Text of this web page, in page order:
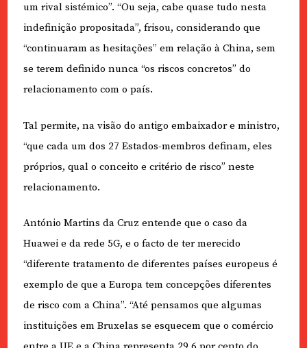
um rival sistémico”. “Ou seja, cabe quase tudo nesta
indefinição propositada”, frisou, considerando que
“continuaram as hesitações” em relação à China, sem
se terem definido nunca “os riscos concretos” do
relacionamento com o país.
Tal permite, na visão do antigo embaixador e ministro,
“que cada um dos 27 Estados-membros definam, eles
próprios, qual o conceito e critério de risco” neste
relacionamento.
António Martins da Cruz entende que o caso da
Huawei e da rede 5G, e o facto de ter merecido
“diferente tratamento de diferentes países europeus é
exemplo de que a Europa tem concepções diferentes
de risco com a China”. “Até pensamos que algumas
instituições em Bruxelas se esquecem que o comércio